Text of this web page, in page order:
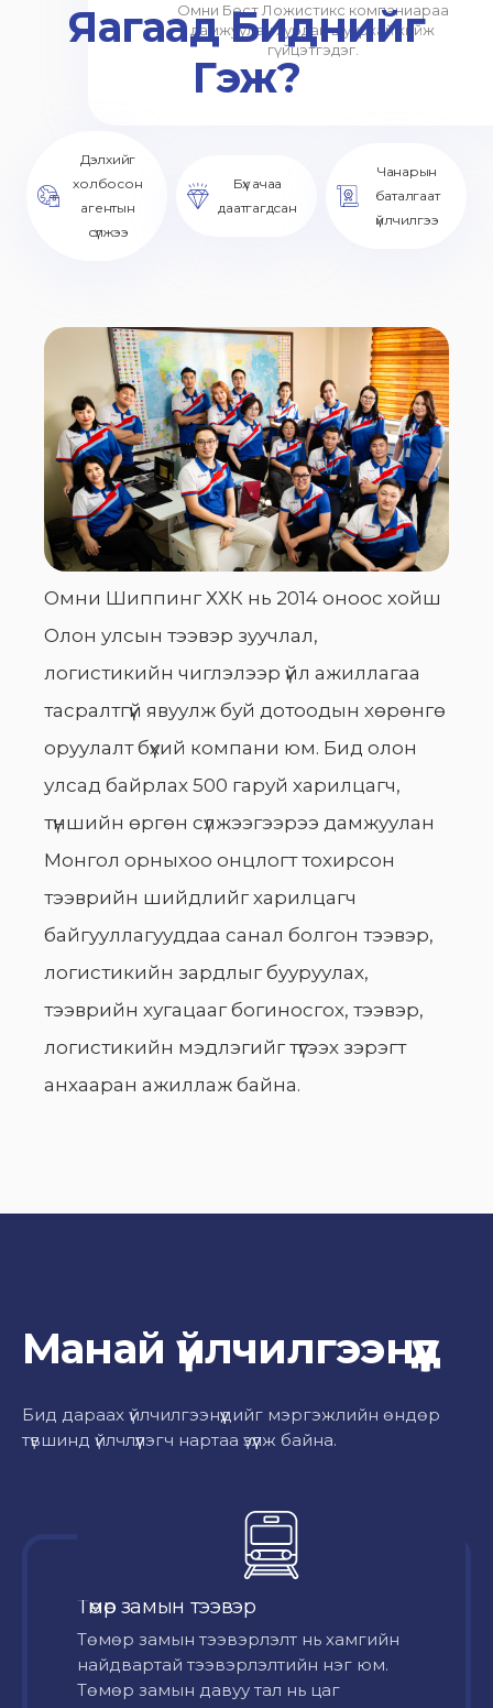
Омни Бест Ложистикс компаниараа
дамжуулан хурдан шуурхай хийж
гүйцэтгэдэг.
Яагаад Биднийг
Гэж?
Дэлхийг
холбосон
агентын
сүлжээ
Бүх ачаа
даатгагдсан
Чанарын
баталгаат
үйлчилгээ
Омни Шиппинг ХХК нь 2014 оноос хойш
Олон улсын тээвэр зуучлал,
логистикийн чиглэлээр үйл ажиллагаа
тасралтгүй явуулж буй дотоодын хөрөнгө
оруулалт бүхий компани юм. Бид олон
улсад байрлах 500 гаруй харилцагч,
түншийн өргөн сүлжээгээрээ дамжуулан
Монгол орныхоо онцлогт тохирсон
тээврийн шийдлийг харилцагч
байгууллагууддаа санал болгон тээвэр,
логистикийн зардлыг бууруулах,
тээврийн хугацааг богиносгох, тээвэр,
логистикийн мэдлэгийг түгээх зэрэгт
анхааран ажиллаж байна.
Манай үйлчилгээнүүд
Бид дараах үйлчилгээнүүдийг мэргэжлийн өндөр
түвшинд үйлчлүүлэгч нартаа үзүүлж байна.
Төмөр замын тээвэр
Төмөр замын тээвэрлэлт нь хамгийн
найдвартай тээвэрлэлтийн нэг юм.
Төмөр замын давуу тал нь цаг